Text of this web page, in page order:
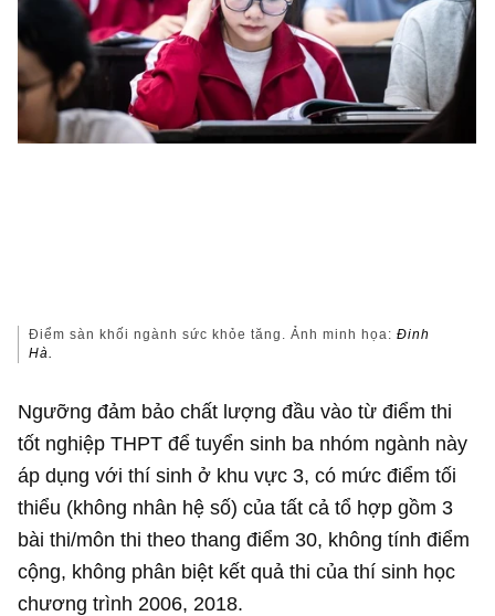
Điểm sàn khối ngành sức khỏe tăng. Ảnh minh họa: Đinh
Hà.
Ngưỡng đảm bảo chất lượng đầu vào từ điểm thi
tốt nghiệp THPT để tuyển sinh ba nhóm ngành này
áp dụng với thí sinh ở khu vực 3, có mức điểm tối
thiểu (không nhân hệ số) của tất cả tổ hợp gồm 3
bài thi/môn thi theo thang điểm 30, không tính điểm
cộng, không phân biệt kết quả thi của thí sinh học
chương trình 2006, 2018.